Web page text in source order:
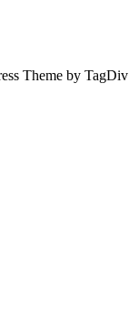
Theme by TagDiv